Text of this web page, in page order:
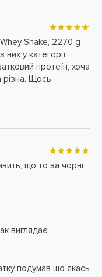
Shake, 2270 g
у категорії
протеїн, хоча
різна. Щось
що то за чорні
виглядає.
подумав що якась